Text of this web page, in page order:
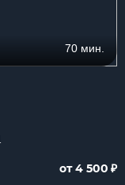
70 мин.
от 4 500 ₽